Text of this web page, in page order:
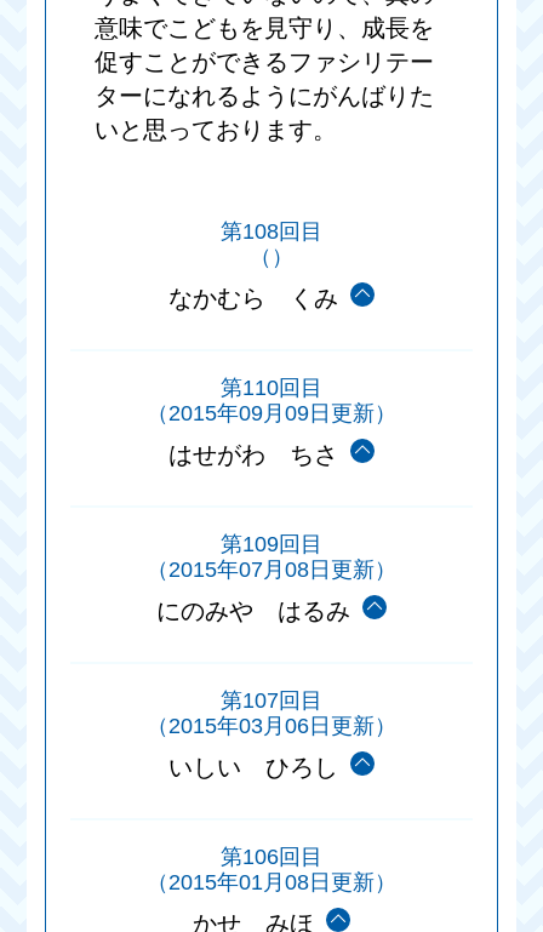
意味でこどもを見守り、成長を
促すことができるファシリテー
ターになれるようにがんばりた
いと思っております。
第108回目
（）
なかむら くみ
第110回目
（2015年09月09日更新）
はせがわ ちさ
第109回目
（2015年07月08日更新）
にのみや はるみ
第107回目
（2015年03月06日更新）
いしい ひろし
第106回目
（2015年01月08日更新）
かせ みほ